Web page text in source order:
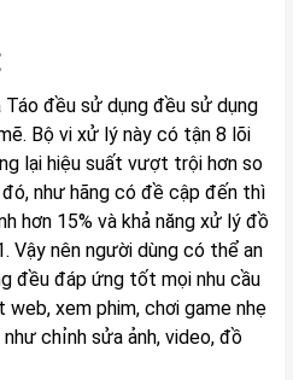
đều sử dụng đều sử dụng
Bộ vi xử lý này có tận 8 lõi
lại hiệu suất vượt trội hơn so
như hãng có đề cập đến thì
hơn 15% và khả năng xử lý đồ
Vậy nên người dùng có thể an
đều đáp ứng tốt mọi nhu cầu
xem phim, chơi game nhẹ
chỉnh sửa ảnh, video, đồ